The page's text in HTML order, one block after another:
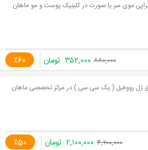
موی سر یا صورت در کلینیک پوست و مو ماهان
٪60 ۸۸۰,۰۰۰ ۳۵۲,۰۰۰ تومان
ژل رووفیل ( یک سی سی ) در مرکز تخصصی ماهان
٪50 ۴,۲۰۰,۰۰۰ ۲,۱۰۰,۰۰۰ تومان